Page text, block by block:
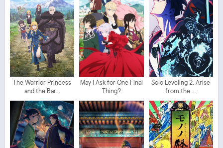
The Warrior Princess
and the Bar...
May I Ask for One Final
Thing?
Solo Leveling 2: Arise
from the ...